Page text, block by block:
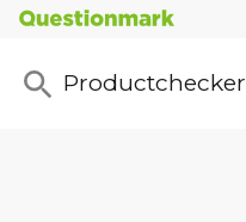
Productchecker